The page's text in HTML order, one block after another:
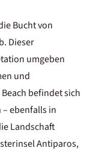
Bucht von
Dieser
umgeben
und
befindet sich
– ebenfalls in
Landschaft
Antiparos,